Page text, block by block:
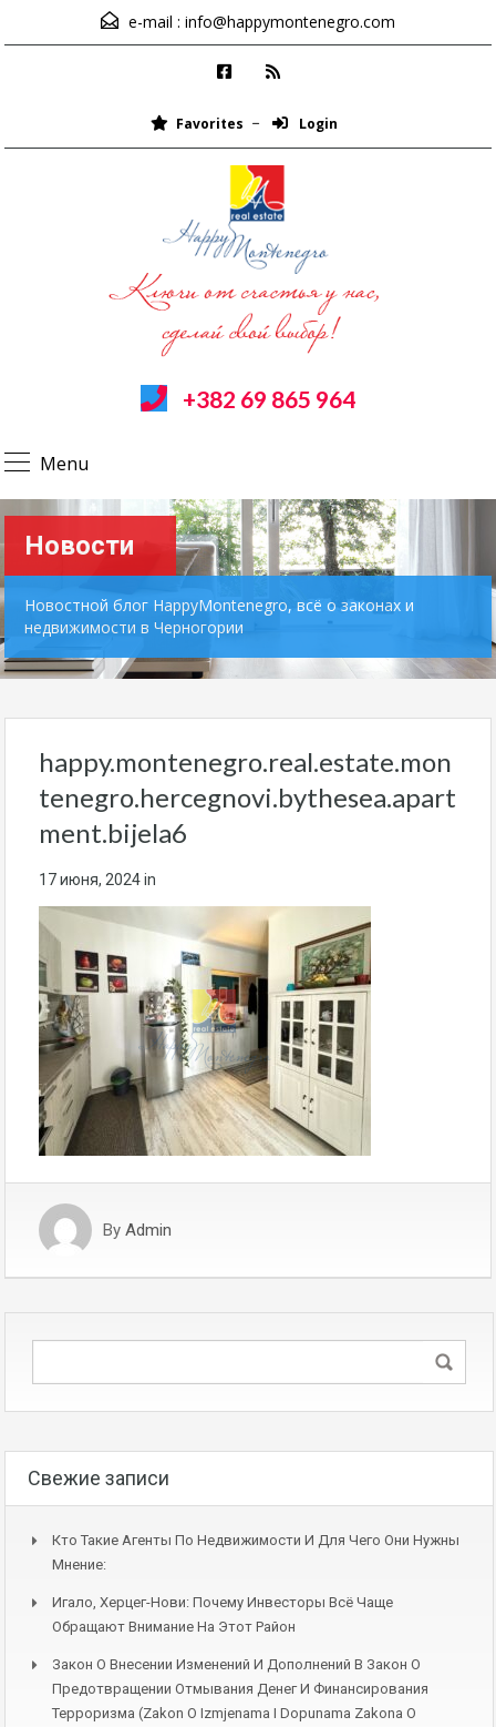
e-mail : info@happymontenegro.com
Favorites Login
+382 69 865 964
Menu
Новости
Новостной блог HappyMontenegro, всё о законах и
недвижимости в Черногории
happy.montenegro.real.estate.mon
tenegro.hercegnovi.bythesea.apart
ment.bijela6
17 июня, 2024in
By Admin
Свежие записи
Кто Такие Агенты По Недвижимости И Для Чего Они Нужны
Мнение:
Игало, Херцег-Нови: Почему Инвесторы Всё Чаще
Обращают Внимание На Этот Район
Закон О Внесении Изменений И Дополнений В Закон О
Предотвращении Отмывания Денег И Финансирования
Терроризма (Zakon O Izmjenama I Dopunama Zakona O